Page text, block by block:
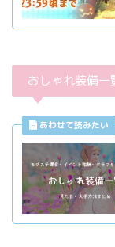
おしゃれ装備一